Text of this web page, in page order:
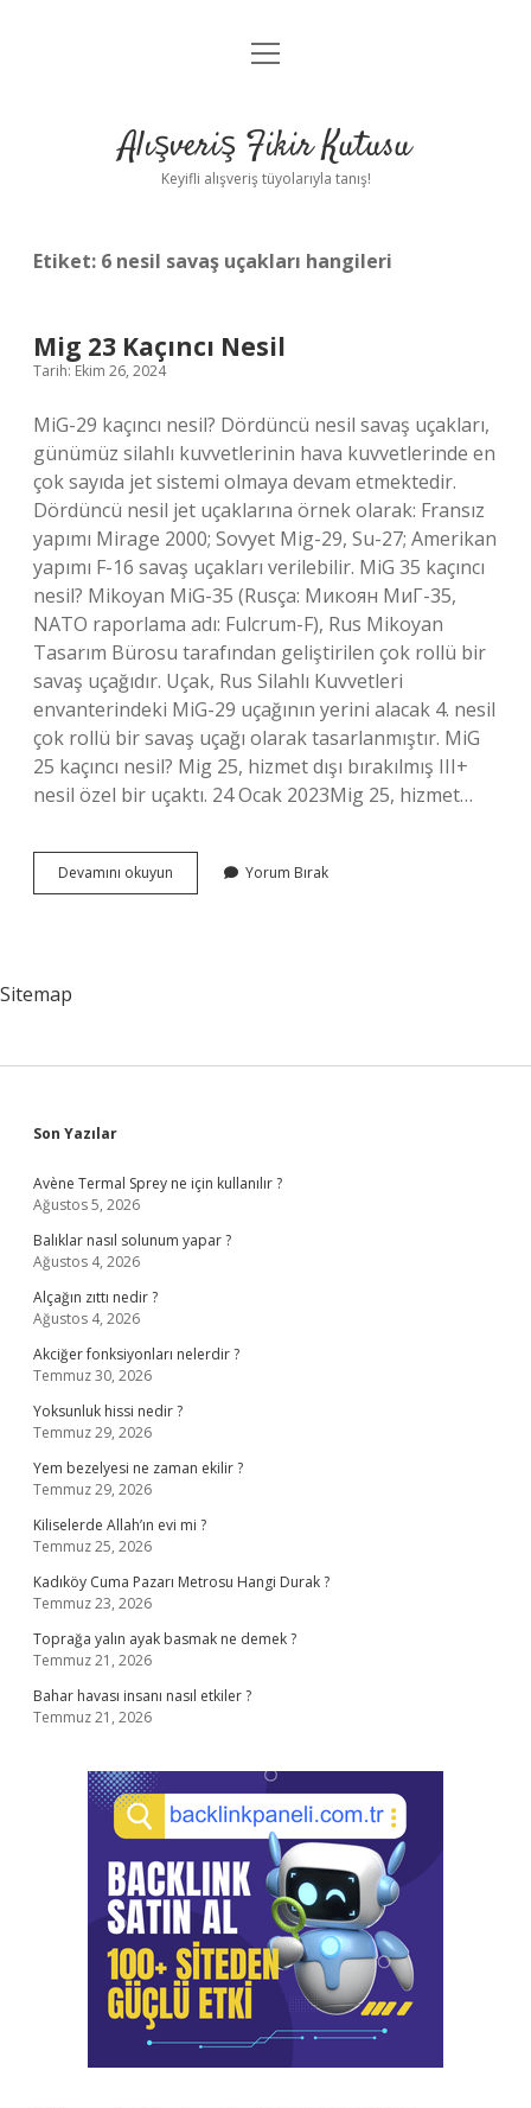
Anasayfa
Yasal Uyarı
menüyü
Alışveriş Fikir Kutusu
Keyifli alışveriş tüyolarıyla tanış!
Etiket: 6 nesil savaş uçakları hangileri
Mig 23 Kaçıncı Nesil
Tarih: Ekim 26, 2024
MiG-29 kaçıncı nesil? Dördüncü nesil savaş uçakları,
günümüz silahlı kuvvetlerinin hava kuvvetlerinde en
çok sayıda jet sistemi olmaya devam etmektedir.
Dördüncü nesil jet uçaklarına örnek olarak: Fransız
yapımı Mirage 2000; Sovyet Mig-29, Su-27; Amerikan
yapımı F-16 savaş uçakları verilebilir. MiG 35 kaçıncı
nesil? Mikoyan MiG-35 (Rusça: Микоян МиГ-35,
NATO raporlama adı: Fulcrum-F), Rus Mikoyan
Tasarım Bürosu tarafından geliştirilen çok rollü bir
savaş uçağıdır. Uçak, Rus Silahlı Kuvvetleri
envanterindeki MiG-29 uçağının yerini alacak 4. nesil
çok rollü bir savaş uçağı olarak tasarlanmıştır. MiG
25 kaçıncı nesil? Mig 25, hizmet dışı bırakılmış III+
nesil özel bir uçaktı. 24 Ocak 2023Mig 25, hizmet…
Devamını okuyun
23
Yorum Bırak
Sitemap
Sidebar
Son Yazılar
Avène Termal Sprey ne için kullanılır ?
Ağustos 5, 2026
Balıklar nasıl solunum yapar ?
Ağustos 4, 2026
Alçağın zıttı nedir ?
Ağustos 4, 2026
Akciğer fonksiyonları nelerdir ?
Temmuz 30, 2026
Yoksunluk hissi nedir ?
Temmuz 29, 2026
Yem bezelyesi ne zaman ekilir ?
Temmuz 29, 2026
Kiliselerde Allah’ın evi mi ?
Temmuz 25, 2026
Kadıköy Cuma Pazarı Metrosu Hangi Durak ?
Temmuz 23, 2026
Toprağa yalın ayak basmak ne demek ?
Temmuz 21, 2026
Bahar havası insanı nasıl etkiler ?
Temmuz 21, 2026